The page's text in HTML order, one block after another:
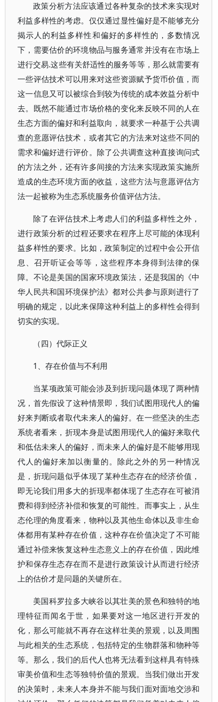
政策分析方法应该通过各种复杂的技术来实现对
利益多样性的考虑。仅仅通过显性偏好是不能够充分
揭示人的利益多样性和偏好的多样性的，多数情况
下，需要估价的环境物品与服务通常并没有在市场上
进行交易.这些有关舒适性的服务等等，那么就需要有
一些评估技术可以用来对这些资源赋予货币价值，而
这一信息又可以被综合到较为传统的成本效益分析中
去。既然不能通过市场价格的变化来反映不同的人在
生态方面的偏好和利益取向，就要求一种基于公共调
查的意愿评估技术，或者其它的方法来对这些不同的
需求和偏好进行评价。除了公共调查这种直接询问式
的方法之外，还有许多间接的方法来实现政策实施所
造成的生态环境方面的收益，这些方法与意愿评估方
法一起被称为生态系统服务价值评估方法。
除了在评估技术上考虑人们的利益多样性之外，
进行政策分析的过程还要求在程序上尽可能的体现利
益多样性的要求。比如，政策制定的过程中会公开信
息、召开听证会等等，这些程序本身得到法律的保
障。不论是美国的国家环境政策法，还是我国的《中
华人民共和国环境保护法》都对公共参与原则进行了
明确的规定，以此来保障这种利益上的多样性会得到
切实的实现。
（四）代际正义
1、存在价值与不利用
当某项政策可能会涉及到折现问题体现了两种情
况，首先假设了这种情景即，我们试图用现代人的偏
好来判断或者取代未来人的偏好。在一些坚决的生态
系统者看来，折现本身是试图用现代人的偏好来取代
和低估未来人的偏好，而未来人的偏好是不能够用现
代人的偏好来加以衡量的。除此之外的另一种情况
是，折现问题似乎体现了某种生态存在的经济价值，
即无论我们用多大的折现率都体现了生态存在可被消
费和得到经济补偿和恢复的可能性。而事实上，从生
态伦理的角度看来，物种以及其他生命体以及非生命
体都用有某种存在价值，这种存在价值决定了不可能
通过补偿来恢复这种生态意义上的存在价值，因此维
护和保存生态存在而不是进行政策设计从而进行经济
上的估价才是问题的关键所在。
美国科罗拉多大峡谷以其壮美的景色和独特的地
理特征而闻名于世，如果要对这一地区进行开发的
化，那么可能就不再存在这样壮美的景观，以及周围
与此相关的生态系统，包括特定的生物群落和物种等
等。那么，我们的后代人也将无法看到这样具有特殊
审美价值和生态等独特价值的景观。当我们做出开发
的决策时，未来人本身并不能与我们面对面地交涉和